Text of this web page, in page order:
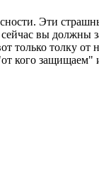
Эти
вы должны
только толку от
кого защищаем"